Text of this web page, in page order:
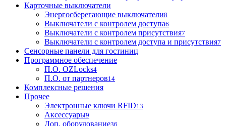
Карточные выключатели
Энергосберегающие выключатели8
Выключатели с контролем доступа6
Выключатели с контролем присутствия7
Выключатели с контролем доступа и присутствия7
Сенсорные панели для гостиниц
Программное обеспечение
П.О. OZLocks4
П.О. от партнеров14
Комплексные решения
Прочее
Электронные ключи RFID13
Аксессуары9
Доп. оборудование36